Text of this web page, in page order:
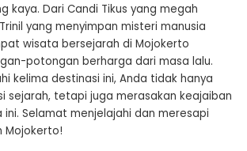
kaya. Dari Candi Tikus yang megah
yang menyimpan misteri manusia
wisata bersejarah di Mojokerto
potongan berharga dari masa lalu.
kelima destinasi ini, Anda tidak hanya
sejarah, tetapi juga merasakan keajaiban
ini. Selamat menjelajahi dan meresapi
Mojokerto!